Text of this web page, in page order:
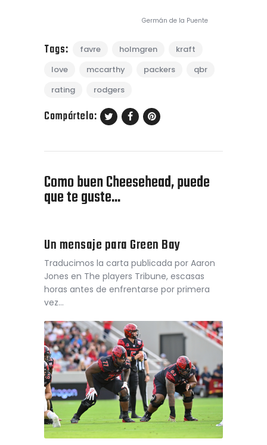
Germán de la Puente
Tags: favre holmgren
kraft
love
mccarthy packers
qbr
rating
rodgers
Compártelo:
Como buen Cheesehead, puede
que te guste...
Un mensaje para Green Bay
Traducimos la carta publicada por Aaron
Jones en The players Tribune, escasas
horas antes de enfrentarse por primera
vez…